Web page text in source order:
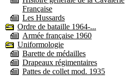
Française
Les Hussards
Ordre de bataille 1964-...
Armée française 1960
Uniformologie
Barette de médailles
Drapeaux régimentaires
Pattes de collet mod. 1935